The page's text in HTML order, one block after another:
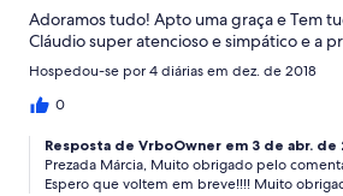
Adoramos tudo! Apto uma graça e Tem
Cláudio super atencioso e simpático e a
Hospedou-se por 4 diárias em dez. de 2018
0
Resposta de VrboOwner em 3 de abr. de
Prezada Márcia, Muito obrigado pelo
Espero que voltem em breve!!!! Muito